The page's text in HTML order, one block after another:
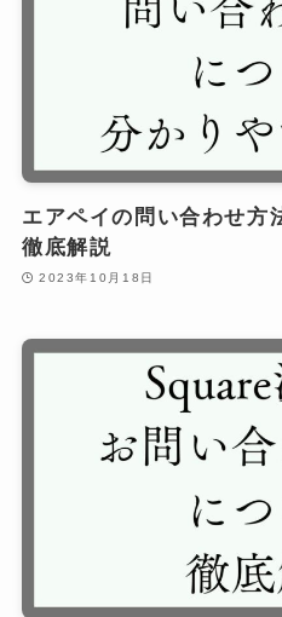
エアペイの問い合わせ方
徹底解説
2023年10月18日